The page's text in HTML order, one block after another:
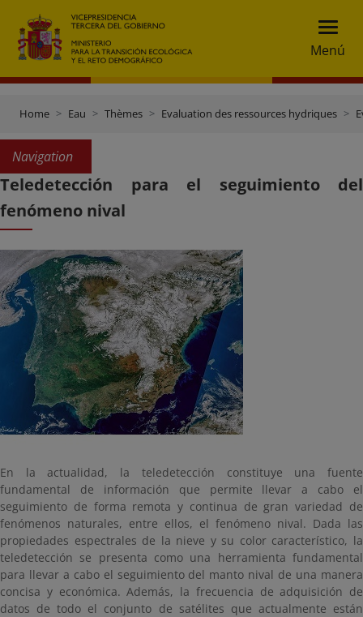
Menú
Home Eau Thèmes Evaluation des ressources hydriques
Navigation
Teledetección para el seguimiento del
fenómeno nival
En la actualidad, la teledetección constituye una fuente
fundamental de información que permite llevar a cabo el
seguimiento de forma remota y continua de gran variedad de
fenómenos naturales, entre ellos, el fenómeno nival. Dada las
propiedades espectrales de la nieve y su color característico, la
teledetección se presenta como una herramienta fundamental
para llevar a cabo el seguimiento del manto nival de una manera
concisa y económica. Además, la frecuencia de adquisición de
datos de todo el conjunto de satélites que actualmente están